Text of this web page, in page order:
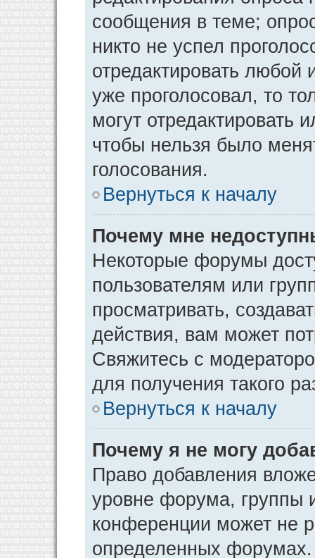
сообщения в теме;
никто не успел
отредактировать любой
уже проголосовал, то
могут отредактировать
чтобы нельзя было
голосования.
Вернуться к началу
Почему мне
Некоторые форумы
пользователям или
просматривать,
действия, вам может
Свяжитесь с
для получения такого
Вернуться к началу
Почему я не могу
Право добавления
уровне форума, группы
конференции может не
определенных